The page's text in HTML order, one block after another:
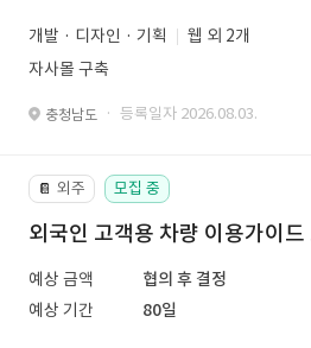
개발 · 디자인 · 기획
웹 외 2개
자사몰 구축
충청남도 · 등록일자 2026.08.03.
📔 외주 모집 중
외국인 고객용 차량 이용가이
예상 금액
협의 후 결정
예상 기간
80일